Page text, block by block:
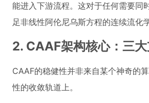
能进入下游流程。这对于任何需要
足非线性阿伦尼乌斯方程的连续流
2. CAAF架构核心：三
CAAF的稳健性并非来自某个神奇的
性的收敛轨道上。